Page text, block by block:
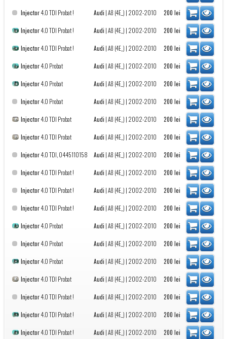
Injector4.0 TDI Probat ! Audi |A8 (4E_) | 2002-2010 200 lei
Injector4.0 TDI Probat ! Audi |A8 (4E_) | 2002-2010 200 lei
Injector4.0 TDI Probat ! Audi |A8 (4E_) | 2002-2010 200 lei
Injector4.0 Probat Audi |A8 (4E_) | 2002-2010 200 lei
Injector4.0 Probat Audi |A8 (4E_) | 2002-2010 200 lei
Injector4.0 Probat Audi |A8 (4E_) | 2002-2010 200 lei
Injector4.0 TDI Probat Audi |A8 (4E_) | 2002-2010 200 lei
Injector4.0 TDI Probat Audi |A8 (4E_) | 2002-2010 200 lei
Injector4.0 TDI, 0445110158 Audi |A8 (4E_) | 2002-2010 200 lei
Injector4.0 TDI Probat ! Audi |A8 (4E_) | 2002-2010 200 lei
Injector4.0 TDI Probat ! Audi |A8 (4E_) | 2002-2010 200 lei
Injector4.0 TDI Probat ! Audi |A8 (4E_) | 2002-2010 200 lei
Injector4.0 Probat Audi |A8 (4E_) | 2002-2010 200 lei
Injector4.0 Probat Audi |A8 (4E_) | 2002-2010 200 lei
Injector4.0 Probat Audi |A8 (4E_) | 2002-2010 200 lei
Injector4.0 TDI Probat Audi |A8 (4E_) | 2002-2010 200 lei
Injector4.0 TDI Probat ! Audi |A8 (4E_) | 2002-2010 200 lei
Injector4.0 TDI Probat ! Audi |A8 (4E_) | 2002-2010 200 lei
Injector4.0 TDI Probat ! Audi |A8 (4E_) | 2002-2010 200 lei